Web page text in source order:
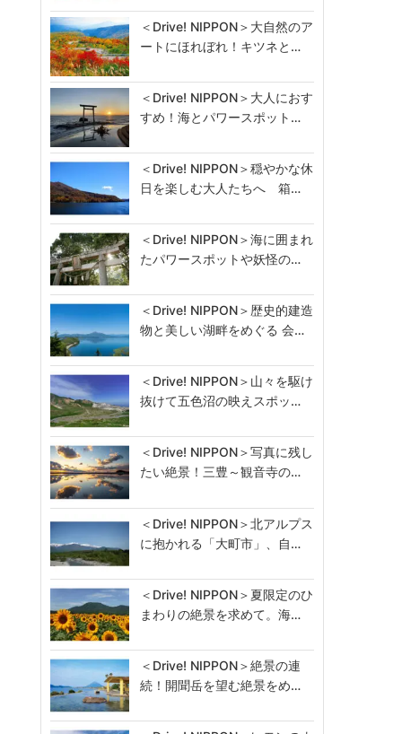
＜Drive! NIPPON＞大自然のア
ートにほれぼれ！キツネと…
＜Drive! NIPPON＞大人におす
すめ！海とパワースポット…
＜Drive! NIPPON＞穏やかな休
日を楽しむ大人たちへ 箱…
＜Drive! NIPPON＞海に囲まれ
たパワースポットや妖怪の…
＜Drive! NIPPON＞歴史的建造
物と美しい湖畔をめぐる 会…
＜Drive! NIPPON＞山々を駆け
抜けて五色沼の映えスポッ…
＜Drive! NIPPON＞写真に残し
たい絶景！三豊～観音寺の…
＜Drive! NIPPON＞北アルプス
に抱かれる「大町市」、自…
＜Drive! NIPPON＞夏限定のひ
まわりの絶景を求めて。海…
＜Drive! NIPPON＞絶景の連
続！開聞岳を望む絶景をめ…